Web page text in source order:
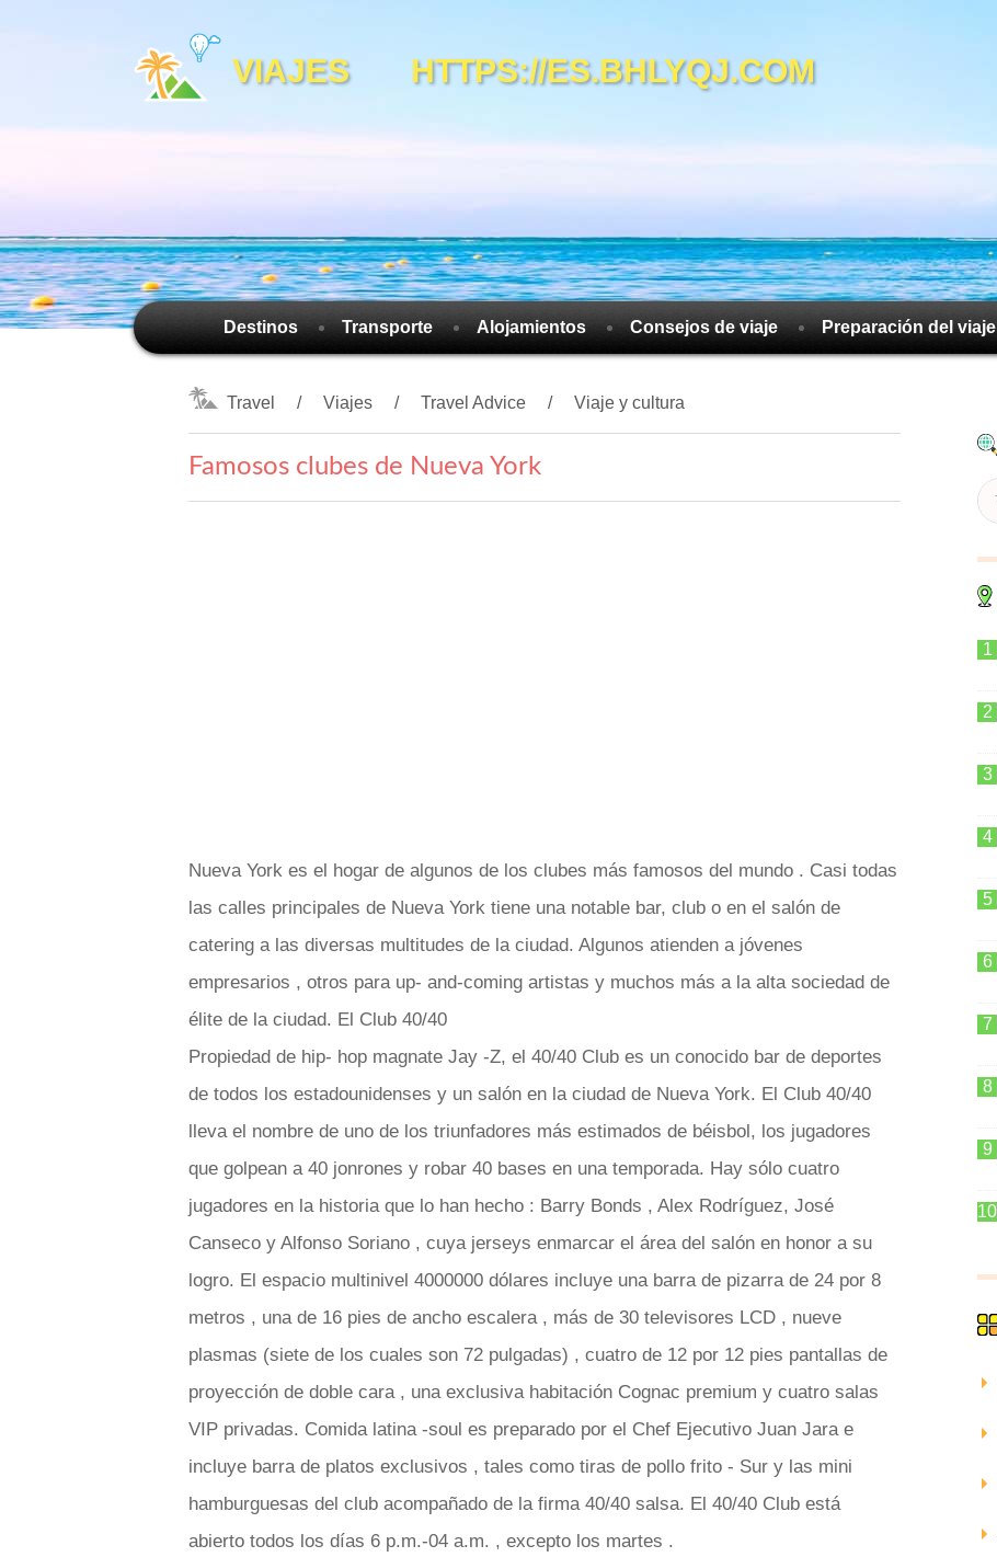
VIAJES HTTPS://ES.BHLYQJ.COM
Destinos Transporte Alojamientos Consejos de viaje Preparación del viaje
Travel Viajes Travel Advice Viaje y cultura
Famosos clubes de Nueva York
Nueva York es el hogar de algunos de los clubes más famosos del mundo . Casi todas
las calles principales de Nueva York tiene una notable bar, club o en el salón de
catering a las diversas multitudes de la ciudad. Algunos atienden a jóvenes
empresarios , otros para up- and-coming artistas y muchos más a la alta sociedad de
élite de la ciudad. El Club 40/40
Propiedad de hip- hop magnate Jay -Z, el 40/40 Club es un conocido bar de deportes
de todos los estadounidenses y un salón en la ciudad de Nueva York. El Club 40/40
lleva el nombre de uno de los triunfadores más estimados de béisbol, los jugadores
que golpean a 40 jonrones y robar 40 bases en una temporada. Hay sólo cuatro
jugadores en la historia que lo han hecho : Barry Bonds , Alex Rodríguez, José
Canseco y Alfonso Soriano , cuya jerseys enmarcar el área del salón en honor a su
logro. El espacio multinivel 4000000 dólares incluye una barra de pizarra de 24 por 8
metros , una de 16 pies de ancho escalera , más de 30 televisores LCD , nueve
plasmas (siete de los cuales son 72 pulgadas) , cuatro de 12 por 12 pies pantallas de
proyección de doble cara , una exclusiva habitación Cognac premium y cuatro salas
VIP privadas. Comida latina -soul es preparado por el Chef Ejecutivo Juan Jara e
incluye barra de platos exclusivos , tales como tiras de pollo frito - Sur y las mini
hamburguesas del club acompañado de la firma 40/40 salsa. El 40/40 Club está
abierto todos los días 6 p.m.-04 a.m. , excepto los martes .